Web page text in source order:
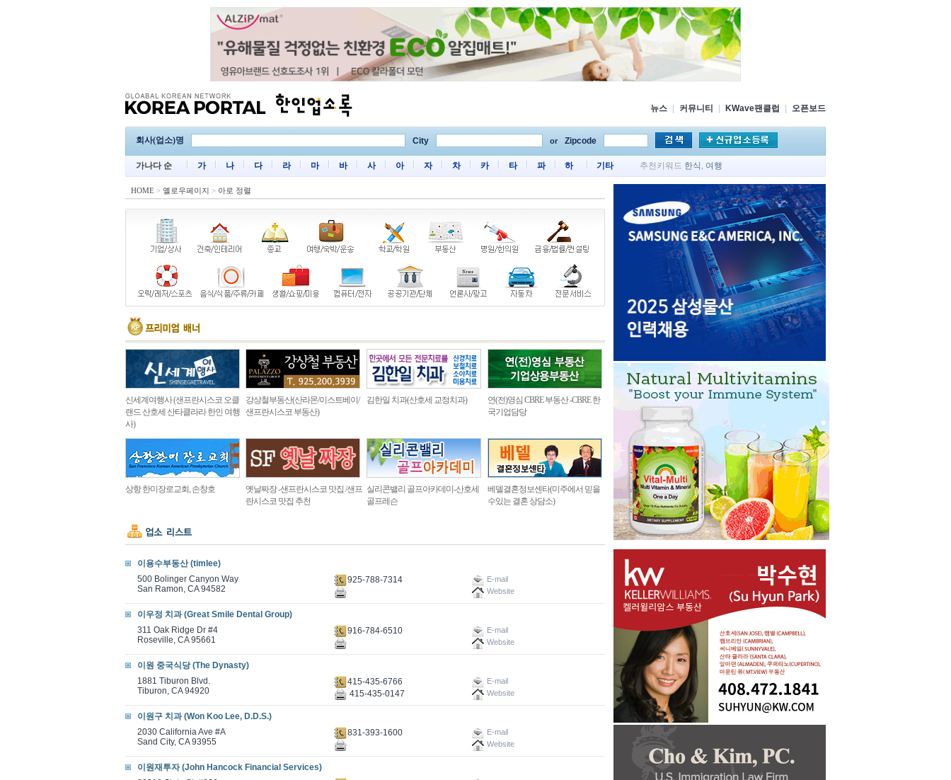
뉴스 커뮤니티 KWave팬클럽 오픈보드
회사(업소)명 City or Zipcode
가나다 순 가 나 다 라 마 바 사 아 자 차 카 타 파 하 기타 추천키워드 한식 , 여행
HOME > 옐로우페이지 > 아로 정렬
신세계여행사 (샌프란시스코 오클
랜드 산호세 산타클라라 한인 여행
사)
강상철부동산(산라몬/이스트베이/
샌프란시스코 부동산)
김한일 치과(산호세 교정치과)
연(전)영심 CBRE 부동산 -CBRE 한
국기업담당
상항 한미장로교회, 손창호
옛날짜장 -샌프란시스코 맛집 /샌프
란시스코 맛집 추천
실리콘밸리 골프아카데미-산호세
골프레슨
베델결혼정보센타(미주에서 믿을
수있는 결혼 상담소)
이용수부동산 (timlee)
500 Bolinger Canyon Way
San Ramon, CA 94582
925-788-7314
E-mail
Website
이우정 치과 (Great Smile Dental Group)
311 Oak Ridge Dr #4
Roseville, CA 95661
916-784-6510
E-mail
Website
이원 중국식당 (The Dynasty)
1881 Tiburon Blvd.
Tiburon, CA 94920
415-435-6766 E-mail
415-435-0147 Website
이원구 치과 (Won Koo Lee, D.D.S.)
2030 California Ave #A
Sand City, CA 93955
831-393-1600
E-mail
Website
이원재투자 (John Hancock Financial Services)